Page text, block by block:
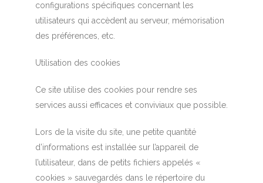
configurations spécifiques concernant les
utilisateurs qui accèdent au serveur, mémorisation
des préférences, etc.
Utilisation des cookies
Ce site utilise des cookies pour rendre ses
services aussi efficaces et conviviaux que possible.
Lors de la visite du site, une petite quantité
d’informations est installée sur l’appareil de
l’utilisateur, dans de petits fichiers appelés «
cookies » sauvegardés dans le répertoire du